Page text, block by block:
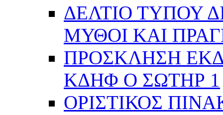
ΔΕΛΤΙΟ ΤΥΠΟΥ
ΜΥΘΟΙ ΚΑΙ
ΠΡΟΣΚΛΗΣΗ
ΚΔΗΦ Ο ΣΩΤΗΡ 1
ΟΡΙΣΤΙΚΟΣ